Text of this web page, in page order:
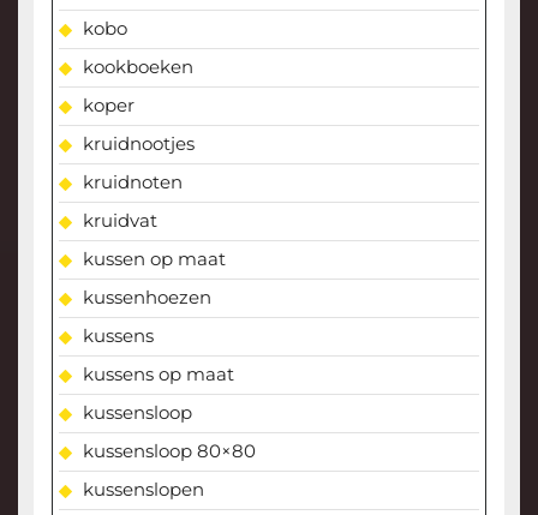
kobo
kookboeken
koper
kruidnootjes
kruidnoten
kruidvat
kussen op maat
kussenhoezen
kussens
kussens op maat
kussensloop
kussensloop 80×80
kussenslopen